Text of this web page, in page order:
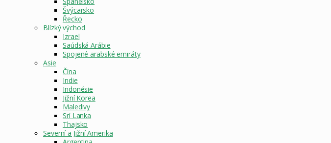
Švýcarsko
Řecko
Blízký východ
Izrael
Saúdská Arábie
Spojené arabské emiráty
Asie
Čína
Indie
Indonésie
Jižní Korea
Maledivy
Srí Lanka
Thajsko
Severní a Jižní Amerika